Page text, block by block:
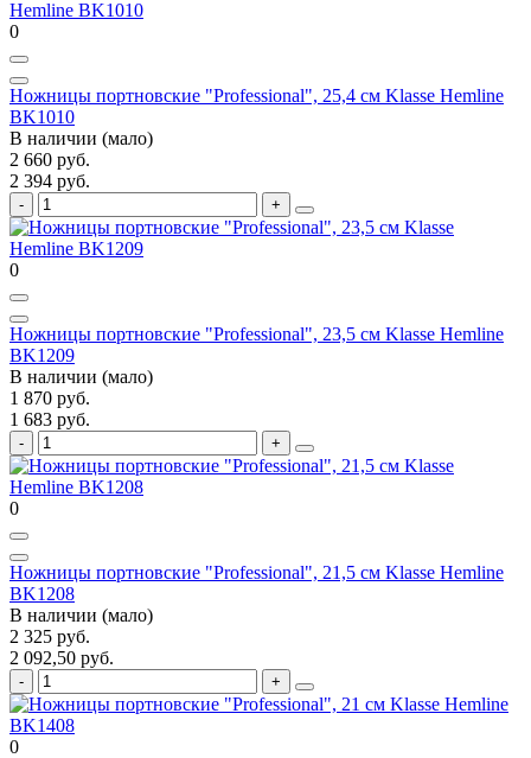
0
Ножницы портновские "Professional", 25,4 см Klasse Hemline
BK1010
В наличии (мало)
2 660 руб.
2 394 руб.
0
Ножницы портновские "Professional", 23,5 см Klasse Hemline
BK1209
В наличии (мало)
1 870 руб.
1 683 руб.
0
Ножницы портновские "Professional", 21,5 см Klasse Hemline
BK1208
В наличии (мало)
2 325 руб.
2 092,50 руб.
0